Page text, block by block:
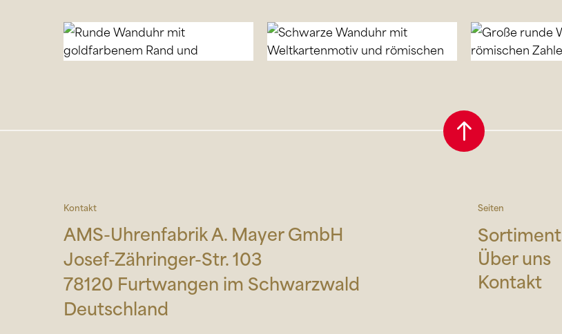
Kontakt
AMS-Uhrenfabrik A. Mayer GmbH
Josef-Zähringer-Str. 103
78120 Furtwangen im Schwarzwald
Deutschland
Seiten
Sortiment
Über uns
Kontakt